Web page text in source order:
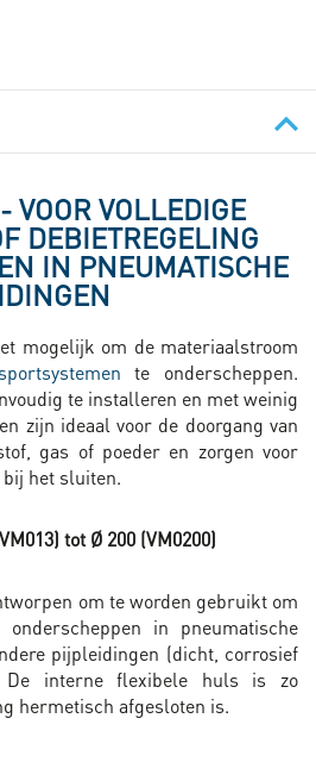
VOOR VOLLEDIGE
DEBIETREGELING
IN PNEUMATISCHE
mogelijk om de materiaalstroom
te onderscheppen.
te installeren en met weinig
zijn ideaal voor de doorgang van
gas of poeder en zorgen voor
het sluiten.
tot Ø 200 (VM0200)
om te worden gebruikt om
in pneumatische
pijpleidingen (dicht, corrosief
De interne flexibele huls is zo
hermetisch afgesloten is.